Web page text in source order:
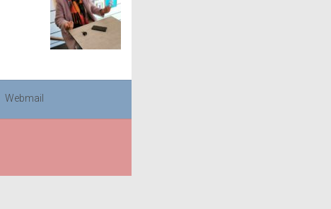
Webmail